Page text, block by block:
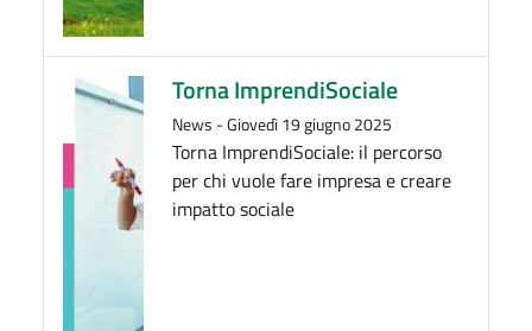
Torna ImprendiSociale
News -Giovedì 19 giugno 2025
Torna ImprendiSociale: il percorso
per chi vuole fare impresa e creare
impatto sociale